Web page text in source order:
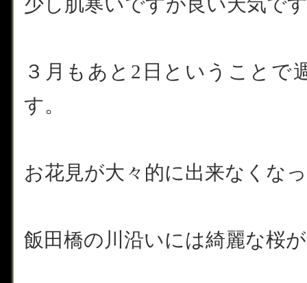
３月もあと2日ということで
す。
お花見が大々的に出来なくな
飯田橋の川沿いには綺麗な桜